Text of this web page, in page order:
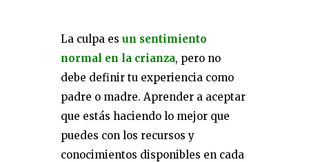
La culpa es un sentimiento
normal en la crianza, pero no
debe definir tu experiencia como
padre o madre. Aprender a aceptar
que estás haciendo lo mejor que
puedes con los recursos y
conocimientos disponibles en cada